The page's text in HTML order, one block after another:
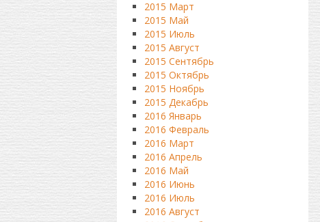
2015 Март
2015 Май
2015 Июль
2015 Август
2015 Сентябрь
2015 Октябрь
2015 Ноябрь
2015 Декабрь
2016 Январь
2016 Февраль
2016 Март
2016 Апрель
2016 Май
2016 Июнь
2016 Июль
2016 Август